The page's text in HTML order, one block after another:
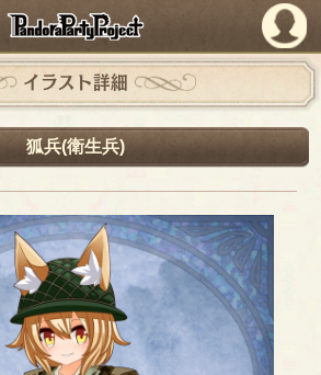
PandoraPartyProject
イラスト詳細
狐兵(衛生兵)